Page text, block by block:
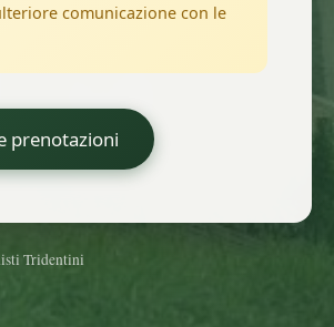
comunicazione con le
prenotazioni
Tridentini